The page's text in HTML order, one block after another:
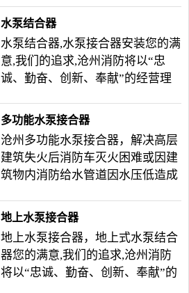
水泵结合器
水泵结合器,水泵接合器安装您的满
意,我们的追求,沧州消防将以“忠
诚、勤奋、创新、奉献”的经营理
意,我们的追求,沧州消防将以“忠
念,热诚为国内外客户服务。
多功能水泵接合器
沧州多功能水泵接合器，解决高层
建筑失火后消防车灭火困难或因建
筑物内消防给水管道因水压低造成
的情况。
地上水泵接合器
地上水泵接合器，地上式水泵结合
器您的满意,我们的追求,沧州消防
将以“忠诚、勤奋、创新、奉献”的